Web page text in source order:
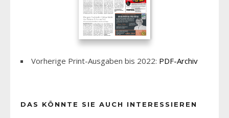
Vorherige Print-Ausgaben bis 2022: PDF-Archiv
DAS KÖNNTE SIE AUCH INTERESSIEREN